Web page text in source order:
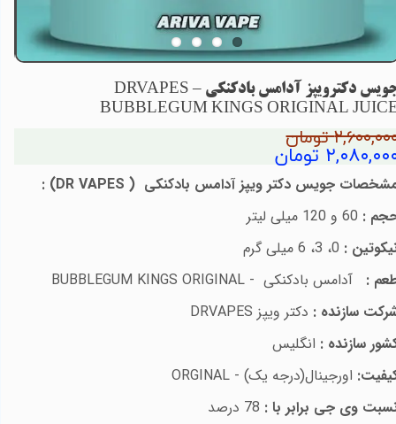
جویس دکترویپز آدامس بادکنکی – DRVAPES
BUBBLEGUM KINGS ORIGINAL
تومان
تومان
جویس دکتر ویپز آدامس بادکنکی (
DR VAPES
)
:
:
:
: آدامس بادکنکی -
BUBBLEGUM KINGS ORIGINAL
سازنده : دکتر ویپز DRVAPES
سازنده : انگلیس
اورجینال(درجه یک) - ORGINAL
وی جی برابر با :